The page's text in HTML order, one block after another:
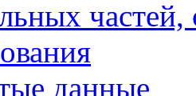
данные